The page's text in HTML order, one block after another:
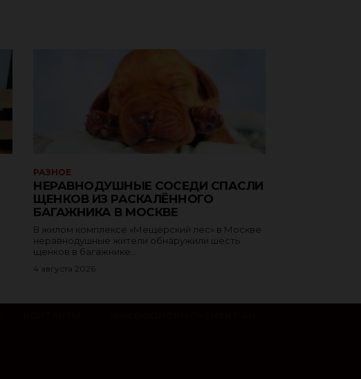
РАЗНОЕ
НЕРАВНОДУШНЫЕ СОСЕДИ СПАСЛИ
ЩЕНКОВ ИЗ РАСКАЛЁННОГО
БАГАЖНИКА В МОСКВЕ
В жилом комплексе «Мещерский лес» в Москве
неравнодушные жители обнаружили шесть
щенков в багажнике...
4 августа 2026